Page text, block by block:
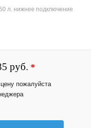
л. нижнее подключение
руб. *
пожалуйста